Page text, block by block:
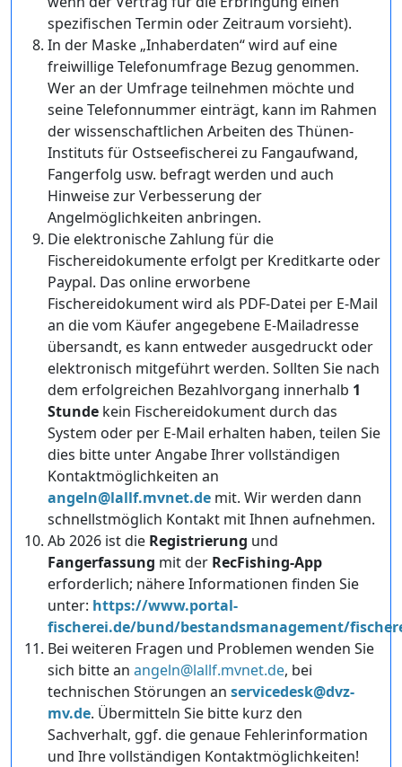
spezifischen Termin oder Zeitraum vorsieht).
In der Maske „Inhaberdaten“ wird auf eine
freiwillige Telefonumfrage Bezug genommen.
Wer an der Umfrage teilnehmen möchte und
seine Telefonnummer einträgt, kann im Rahmen
der wissenschaftlichen Arbeiten des Thünen-
Instituts für Ostseefischerei zu Fangaufwand,
Fangerfolg usw. befragt werden und auch
Hinweise zur Verbesserung der
Angelmöglichkeiten anbringen.
Die elektronische Zahlung für die
Fischereidokumente erfolgt per Kreditkarte oder
Paypal. Das online erworbene
Fischereidokument wird als PDF-Datei per E-Mail
an die vom Käufer angegebene E-Mailadresse
übersandt, es kann entweder ausgedruckt oder
elektronisch mitgeführt werden. Sollten Sie nach
dem erfolgreichen Bezahlvorgang innerhalb 1
Stunde kein Fischereidokument durch das
System oder per E-Mail erhalten haben, teilen Sie
dies bitte unter Angabe Ihrer vollständigen
Kontaktmöglichkeiten an
angeln@lallf.mvnet.de mit. Wir werden dann
schnellstmöglich Kontakt mit Ihnen aufnehmen.
Ab 2026 ist die Registrierung und
Fangerfassung mit der RecFishing-App
erforderlich; nähere Informationen finden Sie
unter: https://www.portal-
fischerei.de/bund/bestandsmanagement/
Bei weiteren Fragen und Problemen wenden Sie
sich bitte an angeln@lallf.mvnet.de, bei
technischen Störungen an servicedesk@dvz-
mv.de. Übermitteln Sie bitte kurz den
Sachverhalt, ggf. die genaue Fehlerinformation
und Ihre vollständigen Kontaktmöglichkeiten!